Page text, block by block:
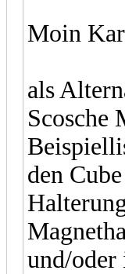
Moin
als
Scosche
den
und/oder